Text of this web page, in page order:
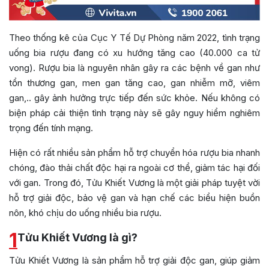
Theo thống kê của Cục Y Tế Dự Phòng năm 2022, tình trạng
uống bia rượu đang có xu hướng tăng cao (40.000 ca tử
vong). Rượu bia là nguyên nhân gây ra các bệnh về gan như
tổn thương gan, men gan tăng cao, gan nhiễm mỡ, viêm
gan,.. gây ảnh hưởng trực tiếp đến sức khỏe. Nếu không có
biện pháp cải thiện tình trạng này sẽ gây nguy hiểm nghiêm
trọng đến tính mạng.
Hiện có rất nhiều sản phẩm hỗ trợ chuyển hóa rượu bia nhanh
chóng, đào thải chất độc hại ra ngoài cơ thể, giảm tác hại đối
với gan. Trong đó, Tửu Khiết Vương là một giải pháp tuyệt vời
hỗ trợ giải độc, bảo vệ gan và hạn chế các biểu hiện buồn
nôn, khó chịu do uống nhiều bia rượu.
1Tửu Khiết Vương là gì?
Tửu Khiết Vương là sản phẩm hỗ trợ giải độc gan, giúp giảm